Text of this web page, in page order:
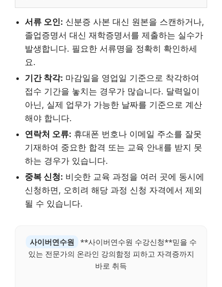
서류 오인: 신분증 사본 대신 원본을 스캔하거나,
졸업증명서 대신 재학증명서를 제출하는 실수가
발생합니다. 필요한 서류명을 정확히 확인하세
요.
기간 착각: 마감일을 영업일 기준으로 착각하여
접수 기간을 놓치는 경우가 많습니다. 달력일이
아닌, 실제 업무가 가능한 날짜를 기준으로 계산
해야 합니다.
연락처 오류: 휴대폰 번호나 이메일 주소를 잘못
기재하여 중요한 합격 또는 교육 안내를 받지 못
하는 경우가 있습니다.
중복 신청: 비슷한 교육 과정을 여러 곳에 동시에
신청하면, 오히려 해당 과정 신청 자격에서 제외
될 수 있습니다.
사이버연수원
**사이버연수원 수강신청**믿을 수
있는 전문가의 온라인 강의함정 피하고 자격증까지
바로 취득